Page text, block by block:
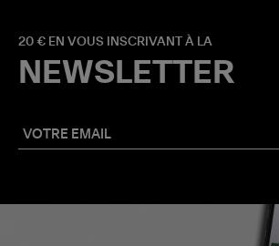
20 € EN VOUS INSCRIVANT À LA
NEWSLETTER